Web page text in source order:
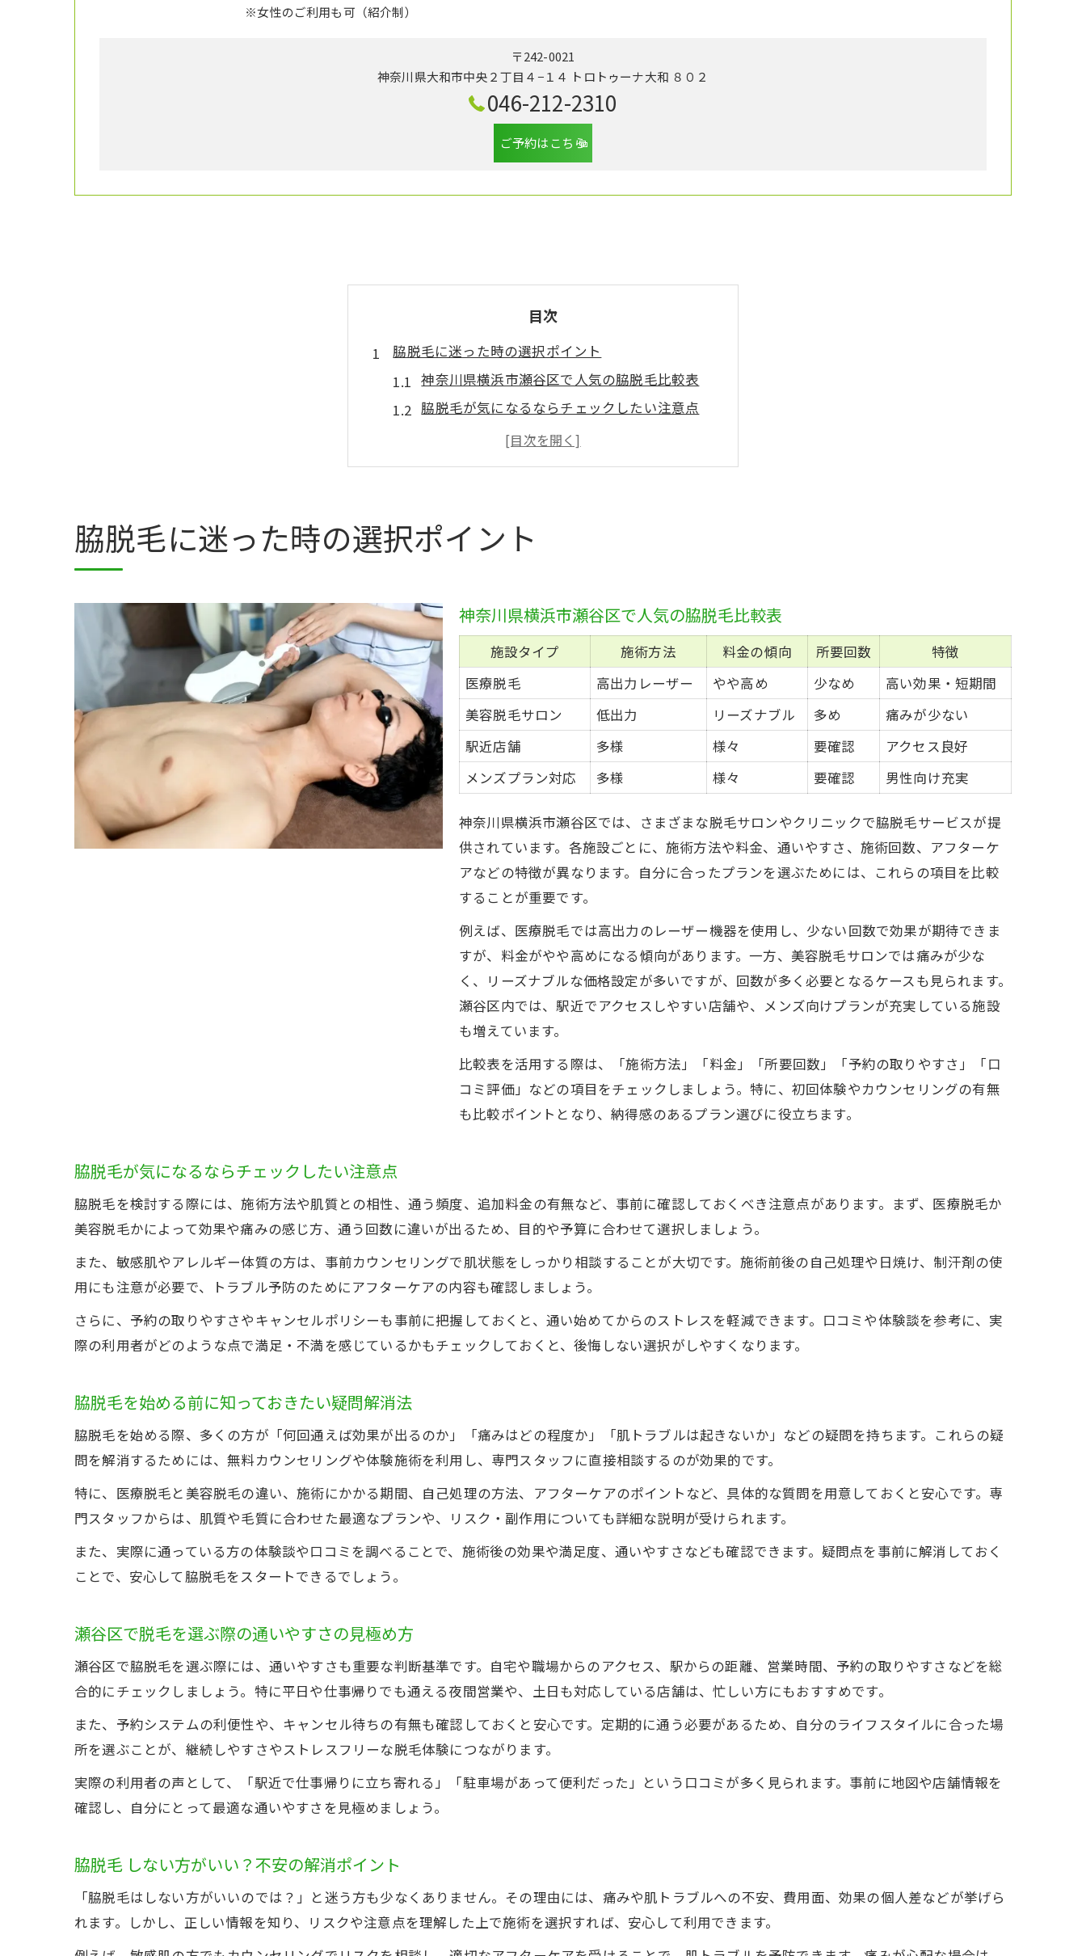
※女性のご利用も可（紹介制）
〒242-0021
神奈川県大和市中央２丁目４−１４ トロトゥーナ大和 ８０２
046-212-2310
ご予約はこちら
目次
脇脱毛に迷った時の選択ポイント
神奈川県横浜市瀬谷区で人気の脇脱毛比較表
脇脱毛が気になるならチェックしたい注意点
脇脱毛を始める前に知っておきたい疑問解消法
瀬谷区で脱毛を選ぶ際の通いやすさの見極め方
自分に合う脱毛プランの見極め方
脱毛プラン別の特徴・料金早見表
脱毛回数や追加料金を事前に把握する方法
自分に合う脇脱毛プランを見極める質問集
都度払いとコース契約のメリット・デメリット
医療と美容で変わる脇脱毛の効果
医療脱毛と美容脱毛の効果・回数比較表
脇脱毛の効果を最大化する施術の流れ
痛みやダウンタイムの違いとは
脇脱毛でよくある疑問とその答え
効果重視なら医療脱毛？美容脱毛？
メンズにもおすすめの脇脱毛情報
男性向け脇脱毛のプラン比較一覧
男性が脇脱毛を選ぶメリットと注意点
横浜市瀬谷区でメンズ脱毛を選ぶコツ
メンズ脇脱毛で人気の理由と体験談
脇脱毛はやめた方がよい理由とは
脇脱毛 しない方がいい理由とリスク一覧
脱毛によるトラブルの事例と回避策
やめるべきケースと判断ポイント
満足できる脇脱毛の実現ガイド
満足度が高い脇脱毛サービス比較表
口コミや体験談から見る脱毛成功の秘訣
通いやすさと仕上がりで選ぶ脱毛の極意
無料カウンセリングを活用する方法
脇脱毛で理想を叶えるステップ
脇脱毛に迷った時の選択ポイント
神奈川県横浜市瀬谷区で人気の脇脱毛比較表
施設タイプ 施術方法 料金の傾向 所要回数
特徴
医療脱毛
高出力レーザー やや高め 少なめ
高い効果・短期間
美容脱毛サロン
低出力 リーズナブル 多め
痛みが少ない
駅近店舗
多様 様々 要確認
アクセス良好
メンズプラン対応
多様 様々 要確認 男性向け充実
神奈川県横浜市瀬谷区では、さまざまな脱毛サロンやクリニックで脇脱毛サービスが提
供されています。各施設ごとに、施術方法や料金、通いやすさ、施術回数、アフターケ
アなどの特徴が異なります。自分に合ったプランを選ぶためには、これらの項目を比較
することが重要です。
例えば、医療脱毛では高出力のレーザー機器を使用し、少ない回数で効果が期待できま
すが、料金がやや高めになる傾向があります。一方、美容脱毛サロンでは痛みが少な
く、リーズナブルな価格設定が多いですが、回数が多く必要となるケースも見られます。
瀬谷区内では、駅近でアクセスしやすい店舗や、メンズ向けプランが充実している施設
も増えています。
比較表を活用する際は、「施術方法」「料金」「所要回数」「予約の取りやすさ」「口
コミ評価」などの項目をチェックしましょう。特に、初回体験やカウンセリングの有無
も比較ポイントとなり、納得感のあるプラン選びに役立ちます。
脇脱毛が気になるならチェックしたい注意点
脇脱毛を検討する際には、施術方法や肌質との相性、通う頻度、追加料金の有無など、事前に確認しておくべき注意点があります。まず、医療脱毛か
美容脱毛かによって効果や痛みの感じ方、通う回数に違いが出るため、目的や予算に合わせて選択しましょう。
また、敏感肌やアレルギー体質の方は、事前カウンセリングで肌状態をしっかり相談することが大切です。施術前後の自己処理や日焼け、制汗剤の使
用にも注意が必要で、トラブル予防のためにアフターケアの内容も確認しましょう。
さらに、予約の取りやすさやキャンセルポリシーも事前に把握しておくと、通い始めてからのストレスを軽減できます。口コミや体験談を参考に、実
際の利用者がどのような点で満足・不満を感じているかもチェックしておくと、後悔しない選択がしやすくなります。
脇脱毛を始める前に知っておきたい疑問解消法
脇脱毛を始める際、多くの方が「何回通えば効果が出るのか」「痛みはどの程度か」「肌トラブルは起きないか」などの疑問を持ちます。これらの疑
問を解消するためには、無料カウンセリングや体験施術を利用し、専門スタッフに直接相談するのが効果的です。
特に、医療脱毛と美容脱毛の違い、施術にかかる期間、自己処理の方法、アフターケアのポイントなど、具体的な質問を用意しておくと安心です。専
門スタッフからは、肌質や毛質に合わせた最適なプランや、リスク・副作用についても詳細な説明が受けられます。
また、実際に通っている方の体験談や口コミを調べることで、施術後の効果や満足度、通いやすさなども確認できます。疑問点を事前に解消しておく
ことで、安心して脇脱毛をスタートできるでしょう。
瀬谷区で脱毛を選ぶ際の通いやすさの見極め方
瀬谷区で脇脱毛を選ぶ際には、通いやすさも重要な判断基準です。自宅や職場からのアクセス、駅からの距離、営業時間、予約の取りやすさなどを総
合的にチェックしましょう。特に平日や仕事帰りでも通える夜間営業や、土日も対応している店舗は、忙しい方にもおすすめです。
また、予約システムの利便性や、キャンセル待ちの有無も確認しておくと安心です。定期的に通う必要があるため、自分のライフスタイルに合った場
所を選ぶことが、継続しやすさやストレスフリーな脱毛体験につながります。
実際の利用者の声として、「駅近で仕事帰りに立ち寄れる」「駐車場があって便利だった」という口コミが多く見られます。事前に地図や店舗情報を
確認し、自分にとって最適な通いやすさを見極めましょう。
脇脱毛 しない方がいい？不安の解消ポイント
「脇脱毛はしない方がいいのでは？」と迷う方も少なくありません。その理由には、痛みや肌トラブルへの不安、費用面、効果の個人差などが挙げら
れます。しかし、正しい情報を知り、リスクや注意点を理解した上で施術を選択すれば、安心して利用できます。
ご予約はこちら
ご予約はこちら